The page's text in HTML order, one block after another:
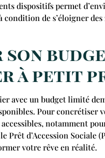
dispositifs permet
condition de s’éloigner
à petit
avec un budget limité
Pour concrétiser
notamment
Prêt d’Accession Sociale
votre rêve en réalité.